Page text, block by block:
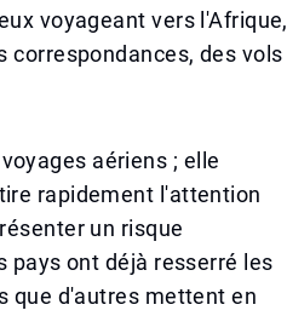
voyageant vers l'Afrique,
correspondances, des vols
aériens ; elle
rapidement l'attention
un risque
pays ont déjà resserré les
que d'autres mettent en